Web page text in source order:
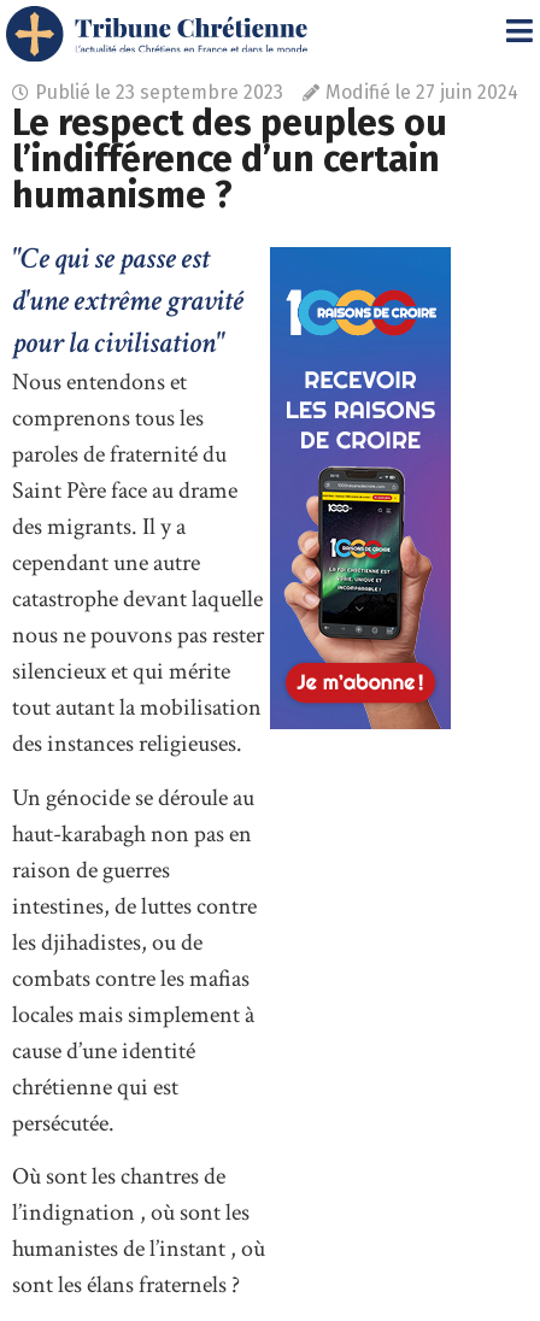
Publié le 23 septembre 2023 Modifié le 27 juin 2024
Le respect des peuples ou
l’indifférence d’un certain
humanisme ?
"Ce qui se passe est
d'une extrême gravité
pour la civilisation"
Nous entendons et
comprenons tous les
paroles de fraternité du
Saint Père face au drame
des migrants. Il y a
cependant une autre
catastrophe devant laquelle
nous ne pouvons pas rester
silencieux et qui mérite
tout autant la mobilisation
des instances religieuses.
Un génocide se déroule au
haut-karabagh non pas en
raison de guerres
intestines, de luttes contre
les djihadistes, ou de
combats contre les mafias
locales mais simplement à
cause d’une identité
chrétienne qui est
persécutée.
Où sont les chantres de
l’indignation , où sont les
humanistes de l’instant , où
sont les élans fraternels ?